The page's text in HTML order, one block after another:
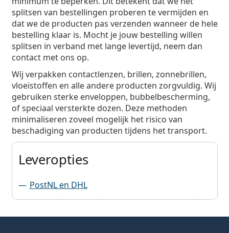
splitsen van bestellingen proberen te vermijden en
dat we de producten pas verzenden wanneer de hele
bestelling klaar is. Mocht je jouw bestelling willen
splitsen in verband met lange levertijd, neem dan
contact met ons op.
Wij verpakken contactlenzen, brillen, zonnebrillen,
vloeistoffen en alle andere producten zorgvuldig. Wij
gebruiken sterke enveloppen, bubbelbescherming,
of speciaal versterkte dozen. Deze methoden
minimaliseren zoveel mogelijk het risico van
beschadiging van producten tijdens het transport.
Leveropties
PostNL en DHL